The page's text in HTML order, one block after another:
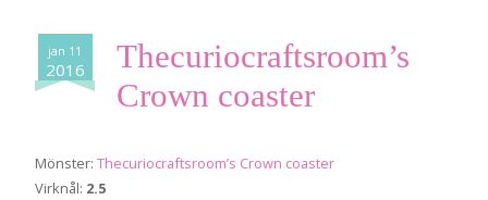
jan 11
2016
Thecuriocraftsroom’s
Crown coaster
Mönster:Thecuriocraftsroom’s Crown coaster
Virknål: 2.5